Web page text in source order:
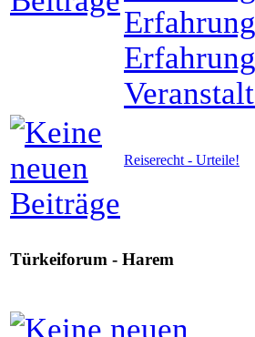
Reiserecht - Urteile!
Türkeiforum - Harem